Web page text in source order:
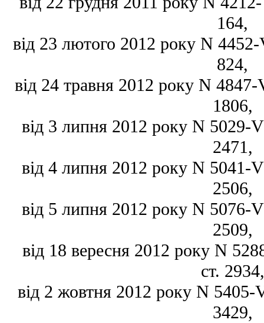
164,
від 23 лютого 2012 року N
824,
від 24 травня 2012 року N
1806,
від 3 липня 2012 року N
2471,
від 4 липня 2012 року N
2506,
від 5 липня 2012 року N
2509,
від 18 вересня 2012 року N
ст. 2934,
від 2 жовтня 2012 року N
3429,